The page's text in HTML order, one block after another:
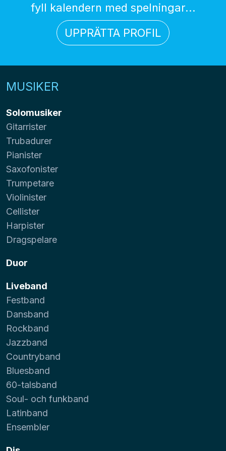
fyll kalendern med spelningar...
UPPRÄTTA PROFIL
MUSIKER
Solomusiker
Gitarrister
Trubadurer
Pianister
Saxofonister
Trumpetare
Violinister
Cellister
Harpister
Dragspelare
Duor
Liveband
Festband
Dansband
Rockband
Jazzband
Countryband
Bluesband
60-talsband
Soul- och funkband
Latinband
Ensembler